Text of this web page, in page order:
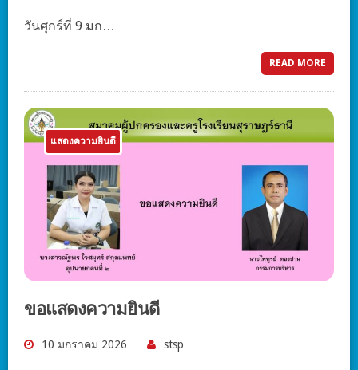
วันศุกร์ที่ 9 มก…
READ MORE
แสดงความยินดี
ขอแสดงความยินดี
10 มกราคม 2026 stsp